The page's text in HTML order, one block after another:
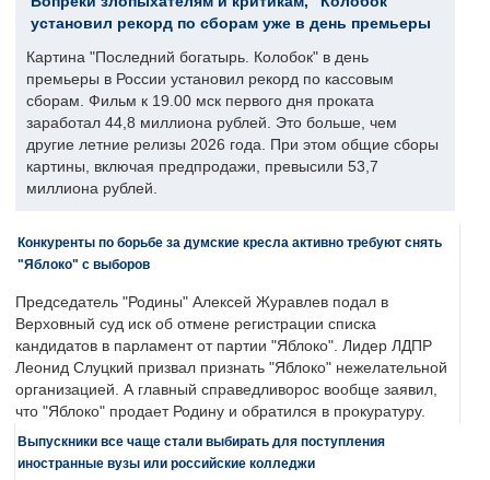
установил рекорд по сборам уже в день премьеры
Картина "Последний богатырь. Колобок" в день
премьеры в России установил рекорд по кассовым
сборам. Фильм к 19.00 мск первого дня проката
заработал 44,8 миллиона рублей. Это больше, чем
другие летние релизы 2026 года. При этом общие сборы
картины, включая предпродажи, превысили 53,7
миллиона рублей.
Конкуренты по борьбе за думские кресла активно требуют снять
"Яблоко" с выборов
Председатель "Родины" Алексей Журавлев подал в
Верховный суд иск об отмене регистрации списка
кандидатов в парламент от партии "Яблоко". Лидер ЛДПР
Леонид Слуцкий призвал признать "Яблоко" нежелательной
организацией. А главный справедливорос вообще заявил,
что "Яблоко" продает Родину и обратился в прокуратуру.
Выпускники все чаще стали выбирать для поступления
иностранные вузы или российские колледжи